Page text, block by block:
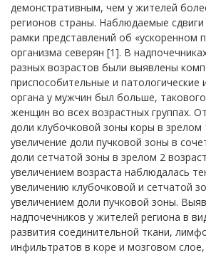
демонстративным, чем у жителей
регионов страны. Наблюдаемые
рамки представлений об «ускоренном
организма северян [1]. В
разных возрастов были выявлены
приспособительные и патологические
органа у мужчин был больше,
женщин во всех возрастных группах.
доли клубочковой зоны коры в зрелом
увеличение доли пучковой зоны в
доли сетчатой зоны в зрелом 2
увеличением возраста наблюдалась
увеличению клубочковой и сетчатой
увеличением доли пучковой зоны.
надпочечников у жителей региона в
развития соединительной ткани,
инфильтратов в коре и мозговом